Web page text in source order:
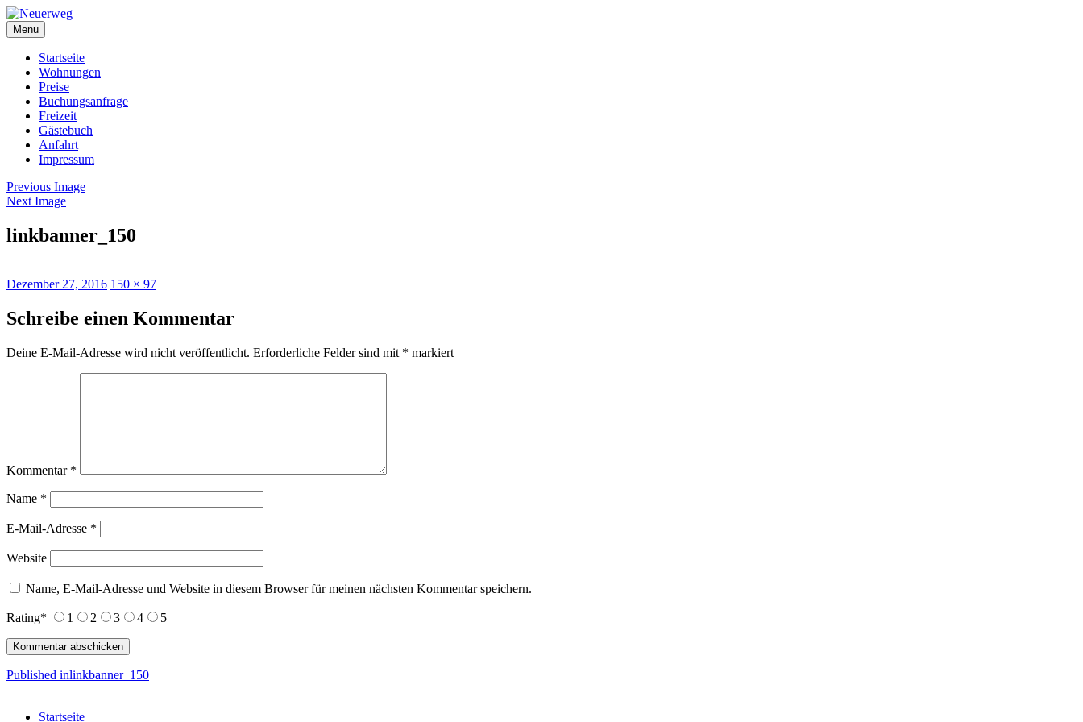
Skip
to
content
Neuerweg
Menu
Startseite
Wohnungen
Preise
Buchungsanfrage
Freizeit
Gästebuch
Anfahrt
Impressum
Previous Image
Next Image
linkbanner_150
Posted
Dezember 27, 2016 Full
150 × 97
Schreibe einen Kommentar
Deine E-Mail-Adresse wird nicht veröffentlicht. Erforderliche Felder sind mit * markiert
Kommentar *
Name *
E-Mail-Adresse *
Website
Name, E-Mail-Adresse und Website in diesem Browser für meinen nächsten Kommentar speichern.
Rating* 1 2 3 4 5
Beitragsnavigation
Published inlinkbanner_150
Startseite